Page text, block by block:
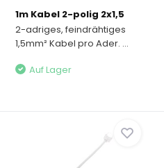
1m Kabel 2-polig 2x1,5
2-adriges, feindrähtiges
1,5mm² Kabel pro Ader. ...
Auf Lager